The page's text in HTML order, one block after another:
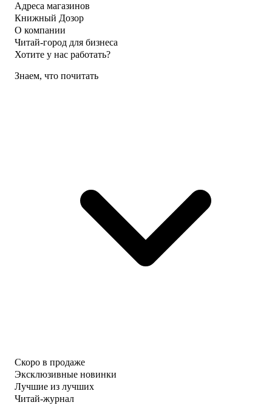
Адреса магазинов
Книжный Дозор
О компании
Читай-город для бизнеса
Хотите у нас работать?
Знаем, что почитать
Скоро в продаже
Эксклюзивные новинки
Лучшие из лучших
Читай-журнал